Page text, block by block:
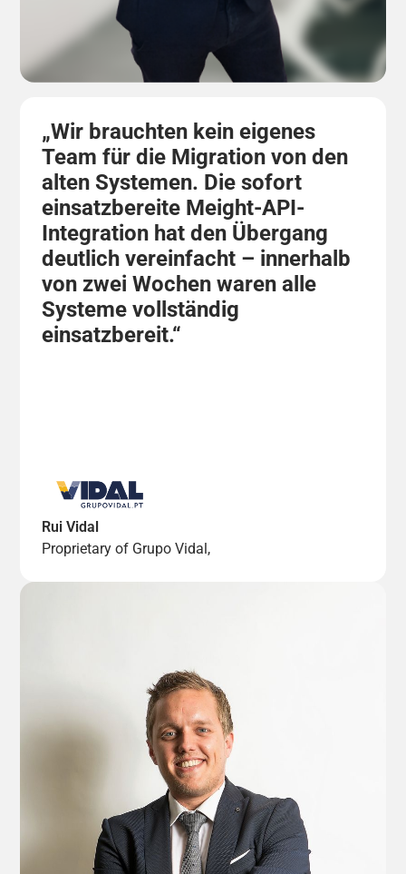
„Wir brauchten kein eigenes
Team für die Migration von den
alten Systemen. Die sofort
einsatzbereite Meight-API-
Integration hat den Übergang
deutlich vereinfacht – innerhalb
von zwei Wochen waren alle
Systeme vollständig
einsatzbereit.“
Rui Vidal
Proprietary of Grupo Vidal,